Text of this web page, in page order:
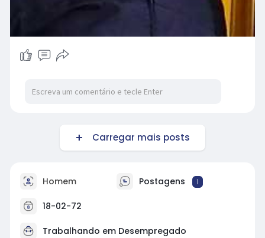
Carregar mais posts
Homem Postagens 1
18-02-72
Trabalhando em Desempregado